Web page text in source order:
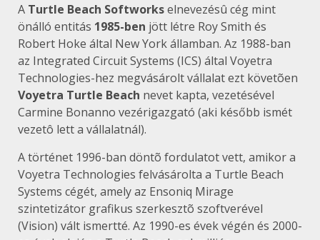
A Turtle Beach Softworkselnevezésû cég mint
önálló entitás 1985-ben jött létre Roy Smith és
Robert Hoke által New York államban. Az 1988-ban
az Integrated Circuit Systems (ICS) által Voyetra
Technologies-hez megvásárolt vállalat ezt követõen
Voyetra Turtle Beach nevet kapta, vezetésével
Carmine Bonanno vezérigazgató (aki később ismét
vezetô lett a vállalatnál).
A történet 1996-ban döntõ fordulatot vett, amikor a
Voyetra Technologies felvásárolta a Turtle Beach
Systems cégét, amely az Ensoniq Mirage
szintetizátor grafikus szerkesztõ szoftverével
(Vision) vált ismertté. Az 1990-es évek végén és 2000-